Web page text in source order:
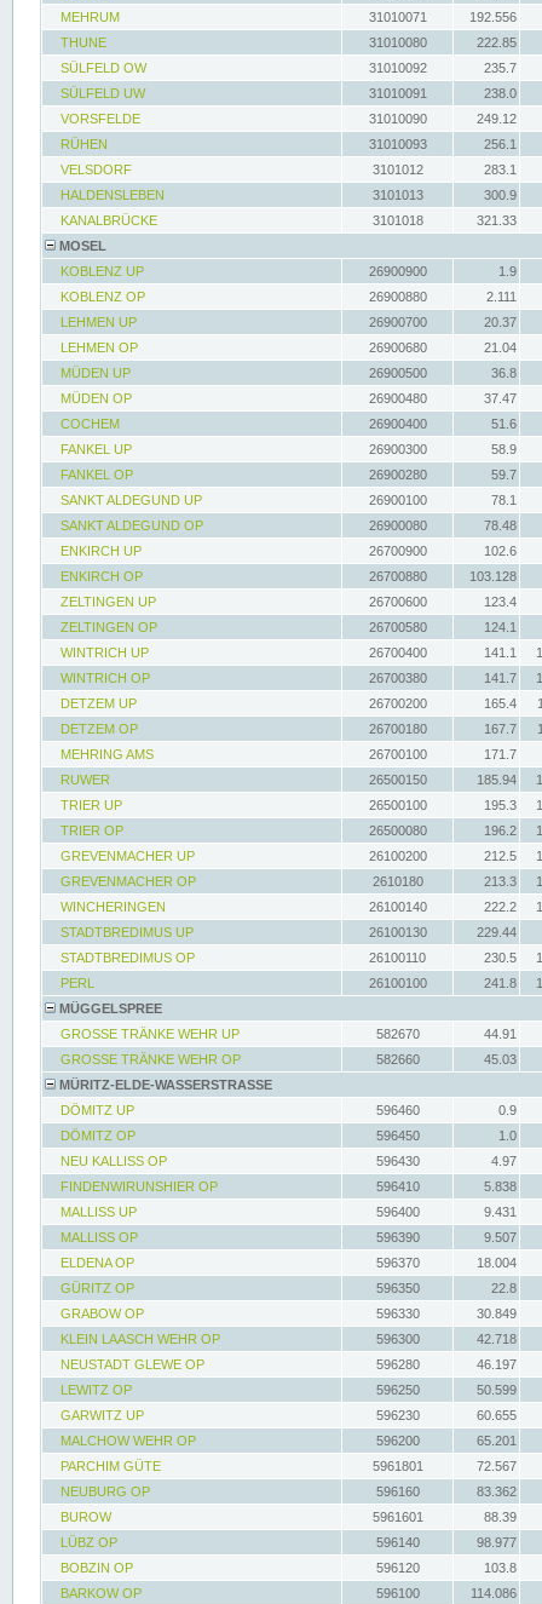
MEHRUM
31010071
192.556
THUNE
31010080
222.85
SÜLFELD OW
31010092
235.7
SÜLFELD UW
31010091
238.0
VORSFELDE
31010090
249.12
RÜHEN
31010093
256.1
VELSDORF
3101012
283.1
HALDENSLEBEN
3101013
300.9
KANALBRÜCKE
3101018
321.33
MOSEL
KOBLENZ UP
26900900
1.9
KOBLENZ OP
26900880
2.111
LEHMEN UP
26900700
20.37
LEHMEN OP
26900680
21.04
MÜDEN UP
26900500
36.8
MÜDEN OP
26900480
37.47
COCHEM
26900400
51.6
FANKEL UP
26900300
58.9
FANKEL OP
26900280
59.7
SANKT ALDEGUND UP
26900100
78.1
SANKT ALDEGUND OP
26900080
78.48
ENKIRCH UP
26700900
102.6
ENKIRCH OP
26700880
103.128
ZELTINGEN UP
26700600
123.4
ZELTINGEN OP
26700580
124.1
WINTRICH UP
26700400 141.1
WINTRICH OP
26700380 141.7
DETZEM UP
26700200 165.4
DETZEM OP
26700180 167.7
MEHRING AMS
26700100
171.7
RUWER
26500150 185.94
TRIER UP
26500100 195.3
TRIER OP
26500080 196.2
GREVENMACHER UP
26100200 212.5
GREVENMACHER OP
2610180 213.3
WINCHERINGEN
26100140 222.2
STADTBREDIMUS UP
26100130
229.44
STADTBREDIMUS OP
26100110 230.5
PERL
26100100 241.8
MÜGGELSPREE
GROSSE TRÄNKE WEHR UP
582670
44.91
GROSSE TRÄNKE WEHR OP
582660
45.03
MÜRITZ-ELDE-WASSERSTRASSE
DÖMITZ UP
596460
0.9
DÖMITZ OP
596450
1.0
NEU KALLISS OP
596430
4.97
FINDENWIRUNSHIER OP
596410
5.838
MALLISS UP
596400
9.431
MALLISS OP
596390
9.507
ELDENA OP
596370
18.004
GÜRITZ OP
596350
22.8
GRABOW OP
596330
30.849
KLEIN LAASCH WEHR OP
596300
42.718
NEUSTADT GLEWE OP
596280
46.197
LEWITZ OP
596250
50.599
GARWITZ UP
596230
60.655
MALCHOW WEHR OP
596200
65.201
PARCHIM GÜTE
5961801
72.567
NEUBURG OP
596160
83.362
BUROW
5961601
88.39
LÜBZ OP
596140
98.977
BOBZIN OP
596120
103.8
BARKOW OP
596100
114.086